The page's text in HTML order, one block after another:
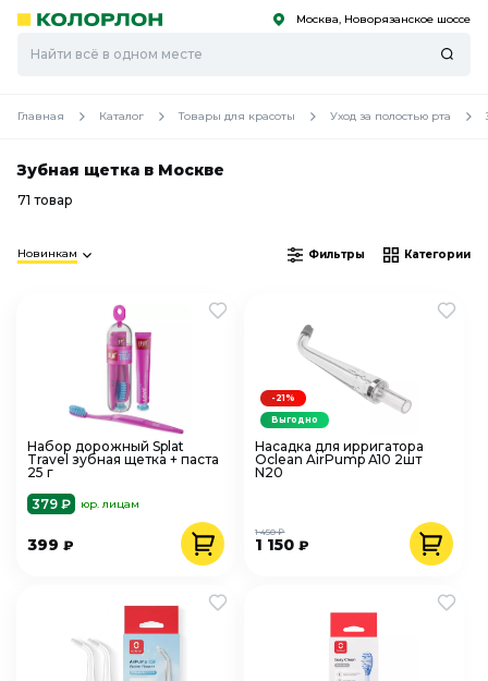
Скоро
Скоро Москва, Новорязанское шоссе
Главная Каталог Товары для красоты Уход за полостью рта
Зубная щетка в Москве
71 товар
Новинкам Фильтры Категории
Набор дорожный Splat
Travel зубная щетка + паста
25 г
379 ₽
юр. лицам
399 ₽
Насадка для ирригатора
Oclean AirPump A10 2шт
N20
1 150₽
1 450 ₽
-21%
Выгодно